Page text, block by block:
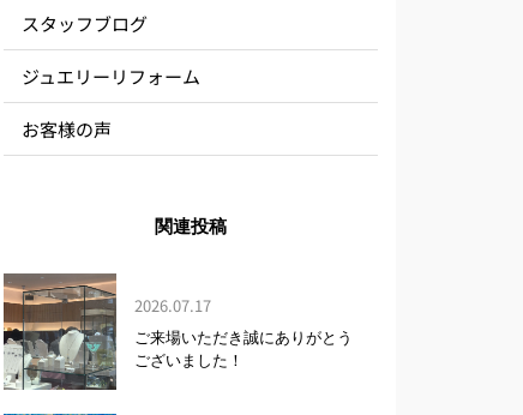
スタッフブログ
ジュエリーリフォーム
お客様の声
関連投稿
2026.07.17
ご来場いただき誠にありがとう
ございました！